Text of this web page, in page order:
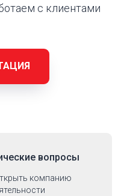
с клиентами
вопросы
компанию